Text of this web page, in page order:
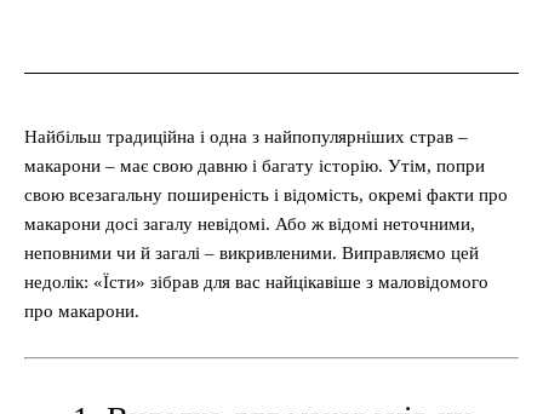
Найбільш традиційна і одна з найпопулярніших страв –
макарони – має свою давню і багату історію. Утім, попри
свою всезагальну поширеність і відомість, окремі факти про
макарони досі загалу невідомі. Або ж відомі неточними,
неповними чи й загалі – викривленими. Виправляємо цей
недолік: «Їсти» зібрав для вас найцікавіше з маловідомого
про макарони.